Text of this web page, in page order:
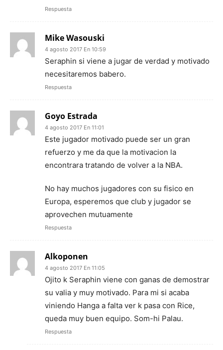
Respuesta
Mike Wasouski
4 agosto 2017 En 10:59
Seraphin si viene a jugar de verdad y motivado
necesitaremos babero.
Respuesta
Goyo Estrada
4 agosto 2017 En 11:01
Este jugador motivado puede ser un gran
refuerzo y me da que la motivacion la
encontrara tratando de volver a la NBA.
No hay muchos jugadores con su fisico en
Europa, esperemos que club y jugador se
aprovechen mutuamente
Respuesta
Alkoponen
4 agosto 2017 En 11:05
Ojito k Seraphin viene con ganas de demostrar
su valia y muy motivado. Para mi si acaba
viniendo Hanga a falta ver k pasa con Rice,
queda muy buen equipo. Som-hi Palau.
Respuesta